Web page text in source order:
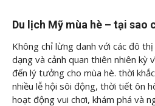
Du lịch Mỹ mùa hè – tại sao
Không chỉ lừng danh với các đô
dạng và cảnh quan thiên nhiên kỳ
đến lý tưởng cho mùa hè. thời
nhiều lễ hội sôi động, thời tiết ôn
hoạt động vui chơi, khám phá và